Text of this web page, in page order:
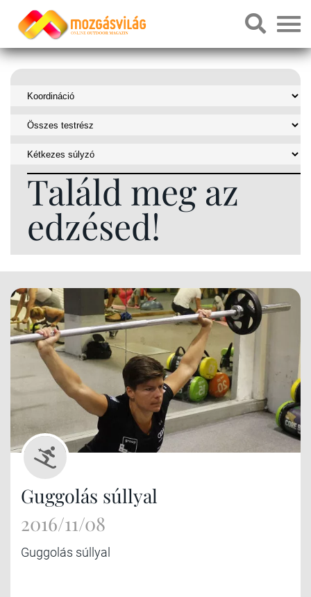
Találd meg az
edzésed!
Guggolás súllyal
2016/11/08
Guggolás súllyal